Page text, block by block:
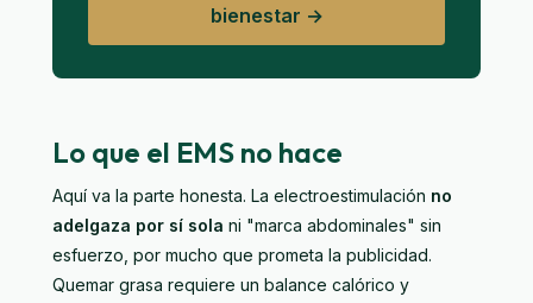
bienestar →
Lo que el EMS no hace
Aquí va la parte honesta. La electroestimulación no
adelgaza por sí sola ni "marca abdominales" sin
esfuerzo, por mucho que prometa la publicidad.
Quemar grasa requiere un balance calórico y